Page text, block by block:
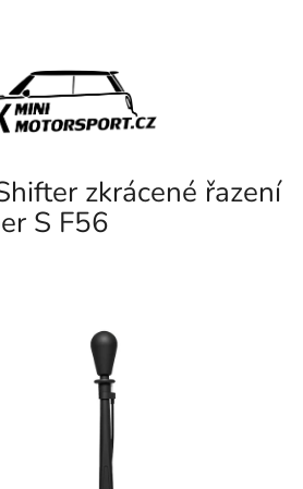
zkrácené řazení
S F56